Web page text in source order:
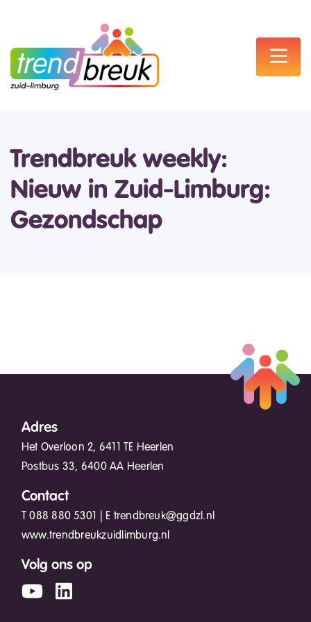
Trendbreuk weekly:
Nieuw in Zuid-Limburg:
Gezondschap
Adres
Het Overloon 2, 6411 TE Heerlen
Postbus 33, 6400 AA Heerlen
Contact
T088 880 5301 | E trendbreuk@ggdzl.nl
www.trendbreukzuidlimburg.nl
Volg ons op